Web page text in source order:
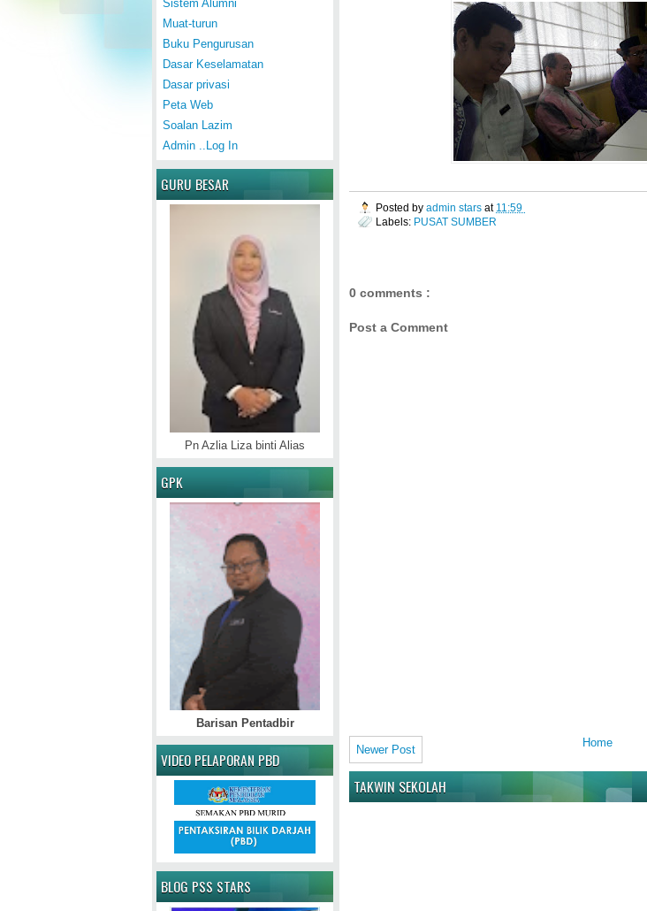
Posted by admin stars at 11:59
Labels: PUSAT SUMBER
0 comments :
Post a Comment
Newer Post
Home
TAKWIN SEKOLAH
Sistem Alumni
Muat-turun
Buku Pengurusan
Dasar Keselamatan
Dasar privasi
Peta Web
Soalan Lazim
Admin ..Log In
GURU BESAR
Pn Azlia Liza binti Alias
GPK
Barisan Pentadbir
VIDEO PELAPORAN PBD
BLOG PSS STARS